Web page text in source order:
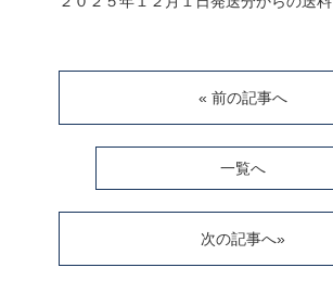
« 前の記事へ
一覧へ
次の記事へ»